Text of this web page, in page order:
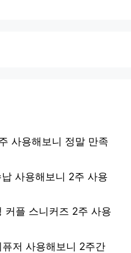
사용해보니 정말 만족
사용해보니 2주 사용
커플 스니커즈 2주 사용
저 사용해보니 2주간